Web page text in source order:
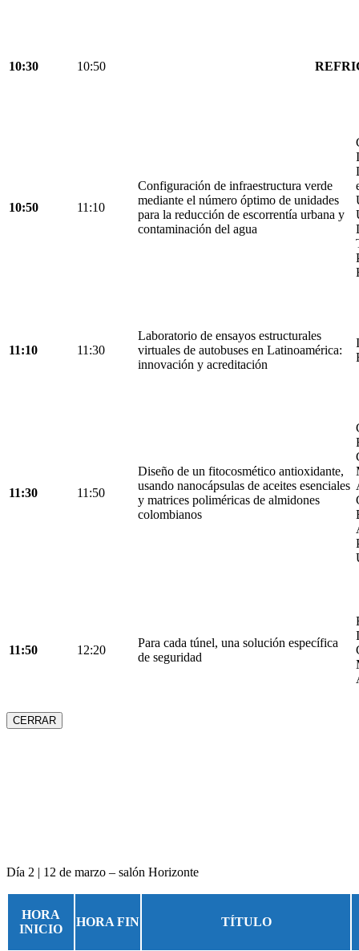
10:30 10:50
10:50 11:10
Configuración de infraestructura verde
mediante el número óptimo de unidades
para la reducción de escorrentía urbana y
contaminación del agua
11:10 11:30
Laboratorio de ensayos estructurales
virtuales de autobuses en Latinoamérica:
innovación y acreditación
11:30 11:50
Diseño de un fitocosmético antioxidante,
usando nanocápsulas de aceites esenciales
y matrices poliméricas de almidones
colombianos
11:50 12:20
Para cada túnel, una solución específica
de seguridad
CERRAR
Día 2 | 12 de marzo – salón Horizonte
HORA
INICIO
HORA FIN TÍTULO